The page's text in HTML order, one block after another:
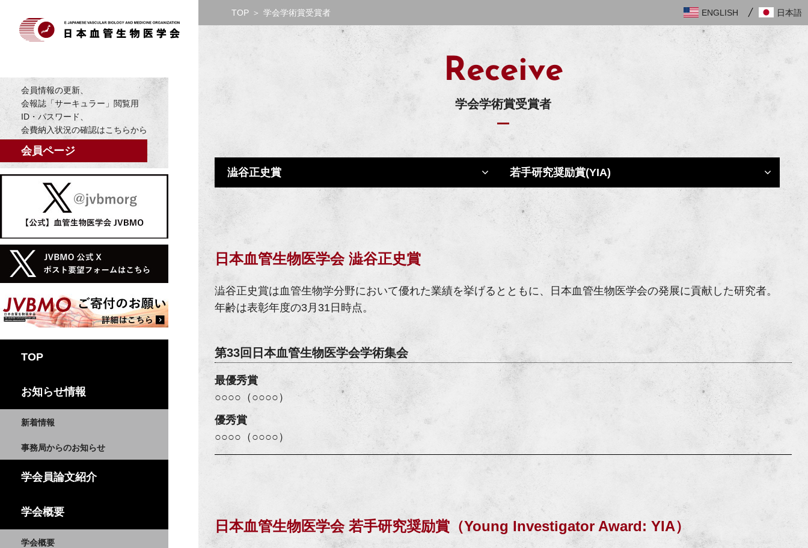
会員情報の更新、
会報誌「サーキュラー」閲覧用
ID・パスワード、
会費納入状況の確認はこちらから
会員ページ
TOP
お知らせ情報
新着情報
事務局からのお知らせ
学会員論文紹介
学会概要
学会概要
ENGLISH 日本語
TOP ＞ 学会学術賞受賞者
Receive
学会学術賞受賞者
澁谷正史賞 若手研究奨励賞(YIA)
日本血管生物医学会 澁谷正史賞
澁谷正史賞は血管生物学分野において優れた業績を挙げるとともに、日本血管生物医学会の発展に貢献した研究者。
年齢は表彰年度の3月31日時点。
第33回日本血管生物医学会学術集会
最優秀賞
○○○○（○○○○）
優秀賞
○○○○（○○○○）
日本血管生物医学会 若手研究奨励賞（Young Investigator Award: YIA）